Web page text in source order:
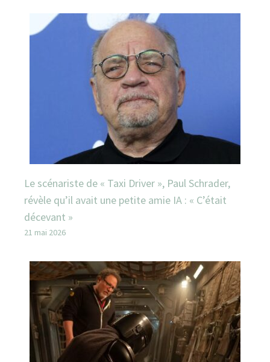
Le scénariste de « Taxi Driver », Paul Schrader,
révèle qu’il avait une petite amie IA : « C’était
décevant »
21 mai 2026